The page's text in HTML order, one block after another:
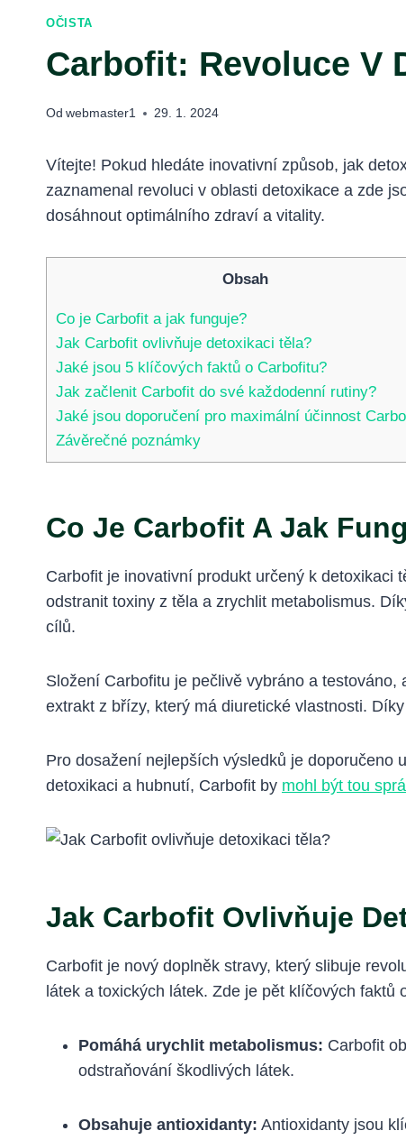
OČISTA
Carbofit: Revoluce V
Od webmaster1 29. 1. 2024
Vítejte! Pokud hledáte inovativní způsob, jak
zaznamenal revoluci v oblasti detoxikace a zde
dosáhnout optimálního zdraví a vitality.
Obsah
Co je Carbofit a jak funguje?
Jak Carbofit ovlivňuje detoxikaci těla?
Jaké jsou 5 klíčových faktů o Carbofitu?
Jak začlenit Carbofit do své každodenní rutiny?
Jaké jsou doporučení pro maximální účinnost
Závěrečné poznámky
Co Je Carbofit A Jak
Carbofit je inovativní produkt určený k detoxikaci
odstranit toxiny z těla a zrychlit metabolismus.
cílů.
Složení Carbofitu je pečlivě vybráno a
extrakt z břízy, který má diuretické vlastnosti.
Pro dosažení nejlepších výsledků je doporučeno
detoxikaci a hubnutí, Carbofit by mohl být tou
Jak Carbofit Ovlivňuje
Carbofit je nový doplněk stravy, který slibuje
látek a toxických látek. Zde je pět klíčových
Pomáhá urychlit metabolismus: Carbofit
odstraňování škodlivých látek.
Obsahuje antioxidanty: Antioxidanty jsou